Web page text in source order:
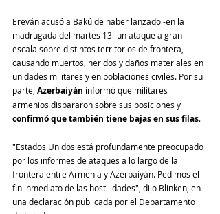
Ereván acusó a Bakú de haber lanzado -en la
madrugada del martes 13- un ataque a gran
escala sobre distintos territorios de frontera,
causando muertos, heridos y daños materiales en
unidades militares y en poblaciones civiles. Por su
parte, Azerbaiyán informó que militares
armenios dispararon sobre sus posiciones y
confirmó que también tiene bajas en sus filas.
"Estados Unidos está profundamente preocupado
por los informes de ataques a lo largo de la
frontera entre Armenia y Azerbaiyán. Pedimos el
fin inmediato de las hostilidades", dijo Blinken, en
una declaración publicada por el Departamento